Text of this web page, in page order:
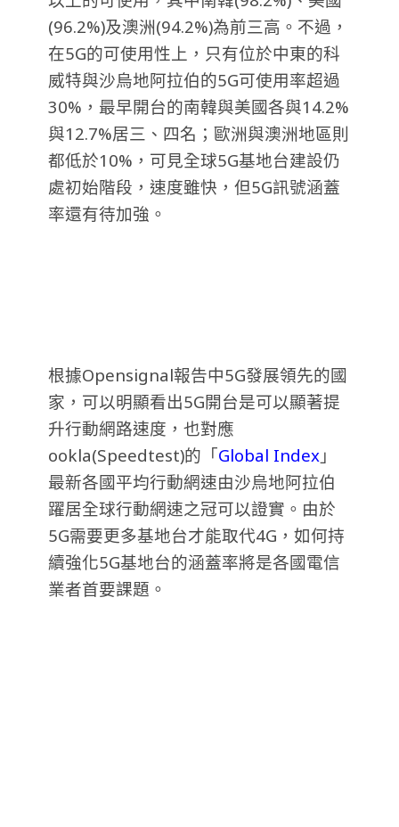
(96.2%)及澳洲(94.2%)為前三高。不過，
在5G的可使用性上，只有位於中東的科
威特與沙烏地阿拉伯的5G可使用率超過
30%，最早開台的南韓與美國各與14.2%
與12.7%居三、四名；歐洲與澳洲地區則
都低於10%，可見全球5G基地台建設仍
處初始階段，速度雖快，但5G訊號涵蓋
率還有待加強。
根據Opensignal報告中5G發展領先的國
家，可以明顯看出5G開台是可以顯著提
升行動網路速度，也對應
ookla(Speedtest)的「Global Index 」
最新各國平均行動網速由沙烏地阿拉伯
躍居全球行動網速之冠可以證實。由於
5G需要更多基地台才能取代4G，如何持
續強化5G基地台的涵蓋率將是各國電信
業者首要課題。